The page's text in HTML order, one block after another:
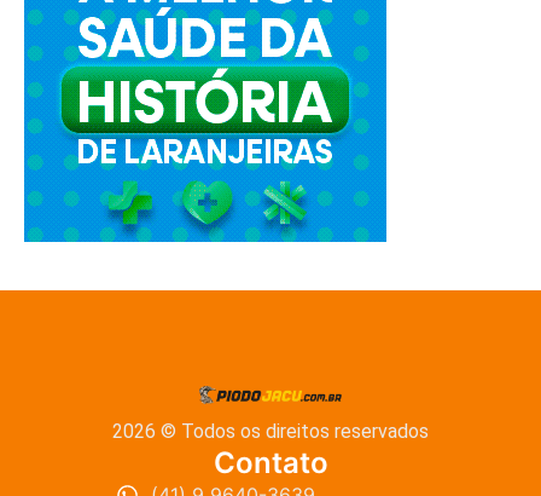
2026 © Todos os direitos reservados
Contato